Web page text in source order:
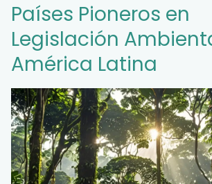
Países Pioneros en
Legislación
América Latina